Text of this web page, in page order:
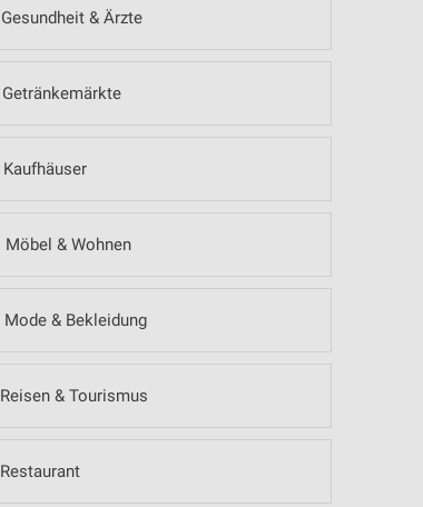
Gesundheit & Ärzte
Getränkemärkte
Kaufhäuser
Möbel & Wohnen
Mode & Bekleidung
Reisen & Tourismus
Restaurant